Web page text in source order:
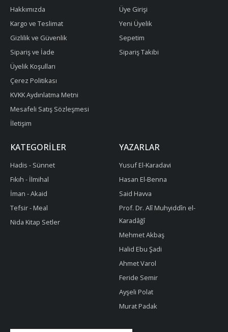
Hakkımızda
Kargo ve Teslimat
Gizlilik ve Güvenlik
Sipariş ve İade
Üyelik Koşulları
Çerez Politikası
KVKK Aydınlatma Metni
Mesafeli Satış Sözleşmesi
İletişim
Üye Girişi
Yeni Üyelik
Sepetim
Sipariş Takibi
KATEGORILER
Hadis - Sünnet
Fıkıh - İlmihal
İman - Akaid
Tefsir - Meal
Nida Kitap Setler
YAZARLAR
Yusuf El-Karadavi
Hasan El-Benna
Said Havva
Prof. Dr. Alî Muhyiddîn el-
Karadâğî
Mehmet Akbaş
Halid Ebu Şadi
Ahmet Varol
Feride Semir
Ayşeli Polat
Murat Padak